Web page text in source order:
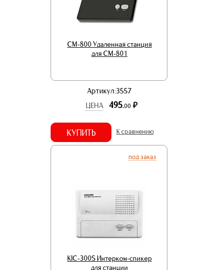
CM-800 Удаленная станция
для СМ-801
Артикул:3557
ЦЕНА
495.00 р.
КУПИТЬ К сравнению
под заказ
KIC-300S Интерком-спикер
для станции